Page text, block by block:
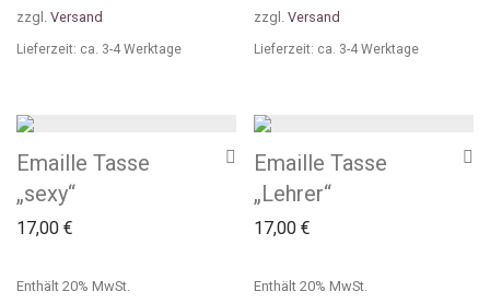
zzgl. Versand
Lieferzeit: ca. 3-4 Werktage
zzgl. Versand
Lieferzeit: ca. 3-4 Werktage
Emaille Tasse
„sexy“
17,00 €
Enthält 20% MwSt.
Emaille Tasse
„Lehrer“
17,00 €
Enthält 20% MwSt.